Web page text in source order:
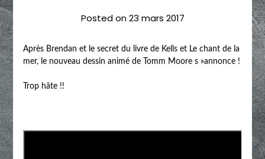
Posted on23 mars 2017
Après Brendan et le secret du livre de Kells et Le chant de la
mer, le nouveau dessin animé de Tomm Moore s »annonce !
Trop hâte !!